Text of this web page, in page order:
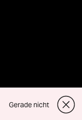
Gerade nicht